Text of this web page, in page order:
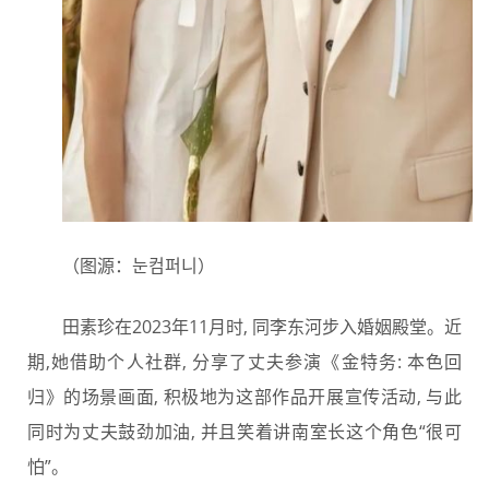
（图源：눈컴퍼니）
田素珍在2023年11月时, 同李东河步入婚姻殿堂。近
期,她借助个人社群, 分享了丈夫参演《金特务: 本色回
归》的场景画面, 积极地为这部作品开展宣传活动, 与此
同时为丈夫鼓劲加油, 并且笑着讲南室长这个角色“很可
怕”。